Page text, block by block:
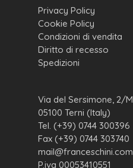
Privacy Policy
Cookie Policy
Condizioni di vendita
Diritto di recesso
Spedizioni
Via del Sersimone, 2/M
05100 Terni (Italy)
Tel. (+39) 0744 300396
Fax (+39) 0744 303740
mail@franceschini.com
P.iva 00053410551